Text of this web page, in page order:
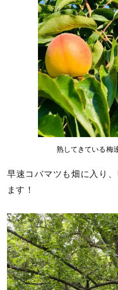
熟してきている梅
早速コバマツも畑に入り
ます！